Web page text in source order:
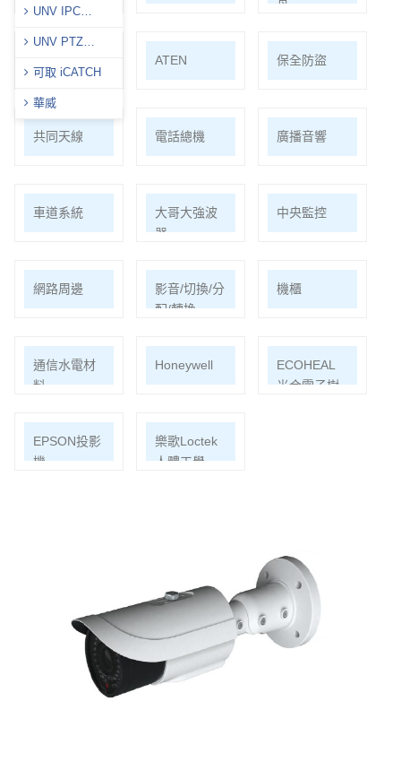
UNV IPC
UNV PTZ
可取 iCATCH
華威
舟
ATEN 保全防盜
共同天線 電話總機 廣播音響
車道系統
大哥大強波
器
中央監控
網路周邊
影音/切換/分
配/轉換
機櫃
通信水電材
料
Honeywell
ECOHEAL
光合電子樹
EPSON投影
機
樂歌Loctek
人體工學